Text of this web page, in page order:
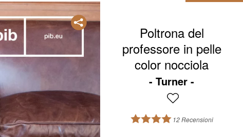
Poltrona del
professore in pelle
color nocciola
Turner
12 Recensioni